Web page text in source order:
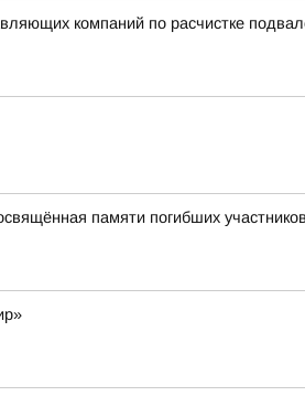
компаний по расчистке
памяти погибших